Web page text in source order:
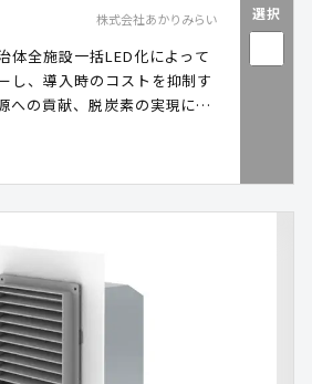
株式会社あかりみらい
体全施設一括LED化によって
し、導入時のコストを抑制す
への貢献、脱炭素の実現につ
選択